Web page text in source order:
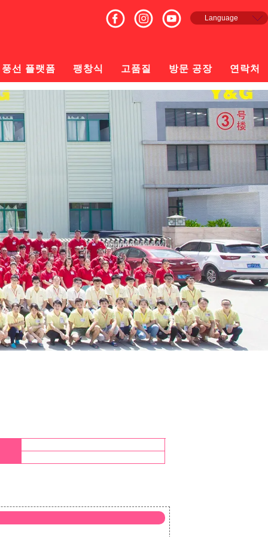
Language
русский
日本語
한국의
풍선 플랫폼 팽창식 고품질 방문 공장 연락처